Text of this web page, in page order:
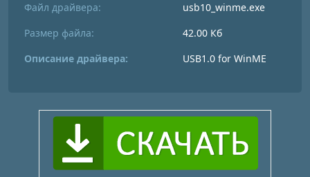
Файл драйвера:
usb10_winme.exe
Размер файла:
42.00 Кб
Описание драйвера:
USB1.0 for WinME